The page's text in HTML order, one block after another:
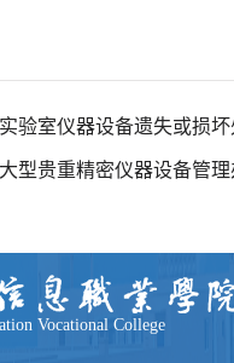
验室仪器设备遗失或损
型贵重精密仪器设备管
Vocational College